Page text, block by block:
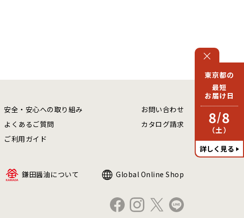
東京都の
最短
お届け日
8/8
（土）
詳しく見る
安全・安心への取り組み
よくあるご質問
ご利用ガイド
お問い合わせ
カタログ請求
鎌田醤油について Global Online Shop